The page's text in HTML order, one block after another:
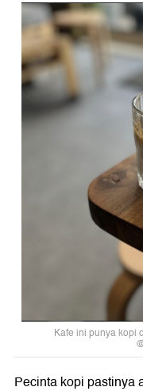
Kafe ini punya kopi
Pecinta kopi pastinya